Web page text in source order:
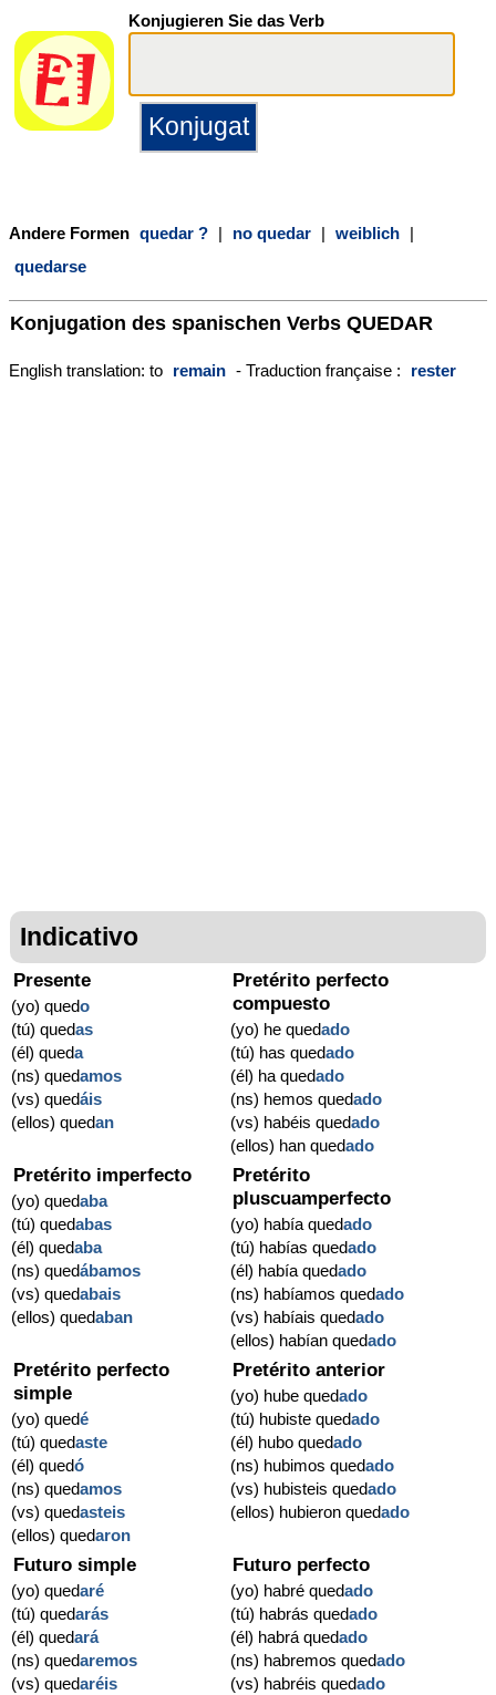
Konjugieren Sie das Verb
Andere Formen quedar ? | no quedar | weiblich |
quedarse
Konjugation des spanischen Verbs QUEDAR
English translation: to remain - Traduction française : rester
Indicativo
Presente
(yo) quedo
(tú) quedas
(él) queda
(ns) quedamos
(vs) quedáis
(ellos) quedan
Pretérito perfecto
compuesto
(yo) he quedado
(tú) has quedado
(él) ha quedado
(ns) hemos quedado
(vs) habéis quedado
(ellos) han quedado
Pretérito imperfecto
(yo) quedaba
(tú) quedabas
(él) quedaba
(ns) quedábamos
(vs) quedabais
(ellos) quedaban
Pretérito
pluscuamperfecto
(yo) había quedado
(tú) habías quedado
(él) había quedado
(ns) habíamos quedado
(vs) habíais quedado
(ellos) habían quedado
Pretérito perfecto
simple
(yo) quedé
(tú) quedaste
(él) quedó
(ns) quedamos
(vs) quedasteis
(ellos) quedaron
Pretérito anterior
(yo) hube quedado
(tú) hubiste quedado
(él) hubo quedado
(ns) hubimos quedado
(vs) hubisteis quedado
(ellos) hubieron quedado
Futuro simple
(yo) quedaré
(tú) quedarás
(él) quedará
(ns) quedaremos
(vs) quedaréis
Futuro perfecto
(yo) habré quedado
(tú) habrás quedado
(él) habrá quedado
(ns) habremos quedado
(vs) habréis quedado